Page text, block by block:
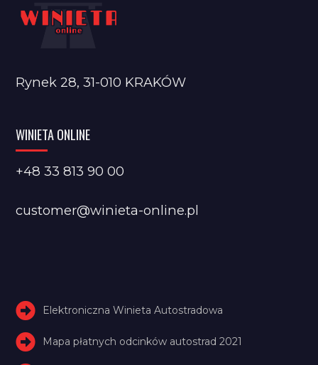
Rynek 28, 31-010 KRAKÓW
WINIETA ONLINE
+48 33 813 90 00
customer@winieta-online.pl
Elektroniczna Winieta Autostradowa
Mapa płatnych odcinków autostrad 2021